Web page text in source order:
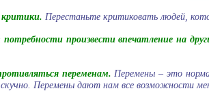
Перестаньте критиковать людей,
произвести впечатление на
переменам. Перемены – это
Перемены дают нам все возможности